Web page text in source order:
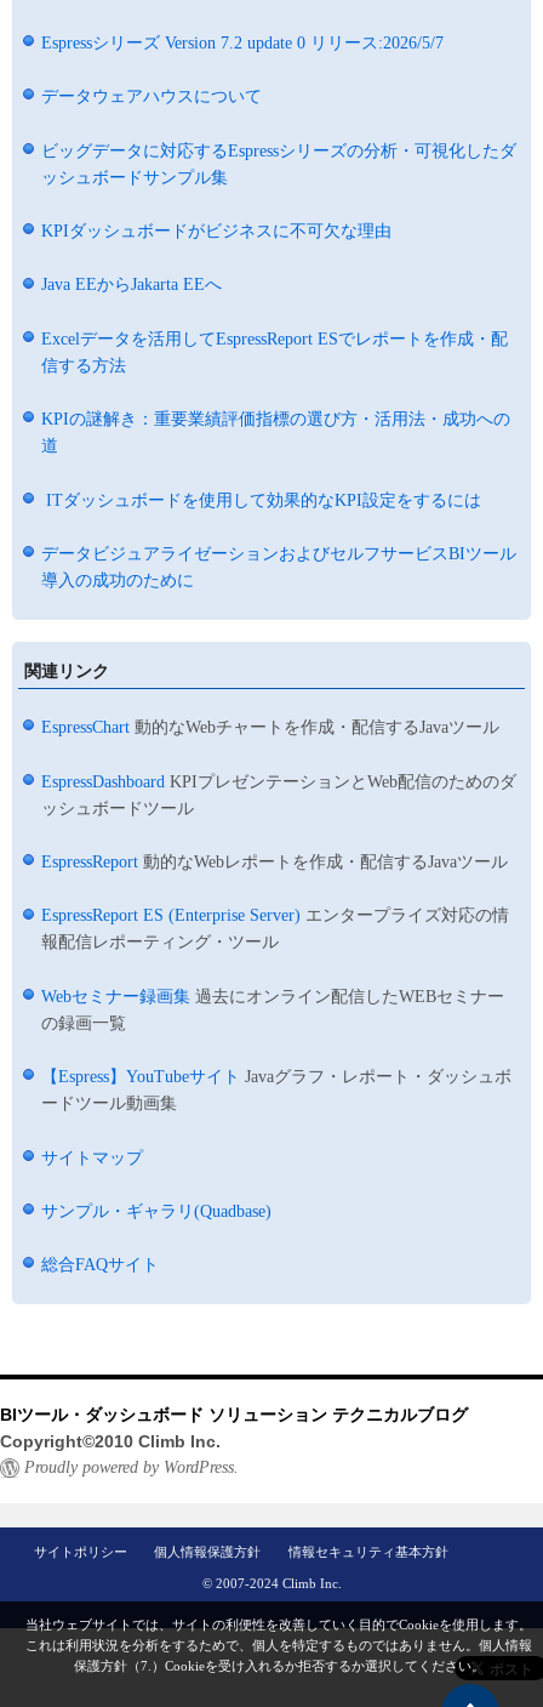
Espressシリーズ Version 7.2 update 0 リリース:2026/5/7
データウェアハウスについて
ビッグデータに対応するEspressシリーズの分析・可視化したダ
ッシュボードサンプル集
KPIダッシュボードがビジネスに不可欠な理由
Java EEからJakarta EEへ
Excelデータを活用してEspressReport ESでレポートを作成・配
信する方法
KPIの謎解き：重要業績評価指標の選び方・活用法・成功への
道
ITダッシュボードを使用して効果的なKPI設定をするには
データビジュアライゼーションおよびセルフサービスBIツール
導入の成功のために
関連リンク
EspressChart 動的なWebチャートを作成・配信するJavaツール
EspressDashboard KPIプレゼンテーションとWeb配信のためのダ
ッシュボードツール
EspressReport 動的なWebレポートを作成・配信するJavaツール
EspressReport ES (Enterprise Server) エンタープライズ対応の情
報配信レポーティング・ツール
Webセミナー録画集 過去にオンライン配信したWEBセミナー
の録画一覧
【Espress】YouTubeサイト Javaグラフ・レポート・ダッシュボ
ードツール動画集
サイトマップ
サンプル・ギャラリ(Quadbase)
総合FAQサイト
BIツール・ダッシュボード ソリューション テクニカルブログ
Copyright©2010 Climb Inc.
Proudly powered by WordPress.
サイトポリシー 個人情報保護方針 情報セキュリティ基本方針
© 2007-2024 Climb Inc.
当社ウェブサイトでは、サイトの利便性を改善していく目的でCookieを使用します。
これは利用状況を分析をするためで、個人を特定するものではありません。 個人情報
保護方針（7.） Cookieを受け入れるか拒否するか選択してください。